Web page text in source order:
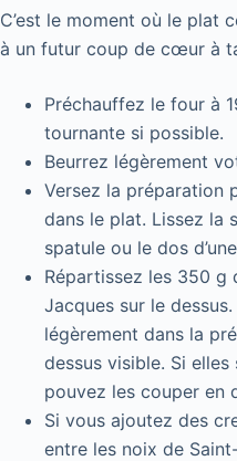
C’est le moment où le plat
à un futur coup de cœur à
Préchauffez le four à
tournante si possible.
Beurrez légèrement
Versez la préparation
dans le plat. Lissez la
spatule ou le dos
Répartissez les 350 g
Jacques sur le
légèrement dans la
dessus visible. Si
pouvez les couper en
Si vous ajoutez des
entre les noix de